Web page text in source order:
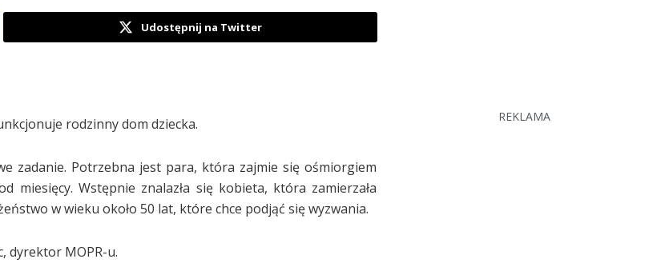
Udostępnij na Twitter
rodzinny dom dziecka.
zadanie. Potrzebna jest para, która zajmie się ośmiorgiem
miesięcy. Wstępnie znalazła się kobieta, która zamierzała
w wieku około 50 lat, które chce podjąć się wyzwania.
dyrektor MOPR-u.
REKLAMA